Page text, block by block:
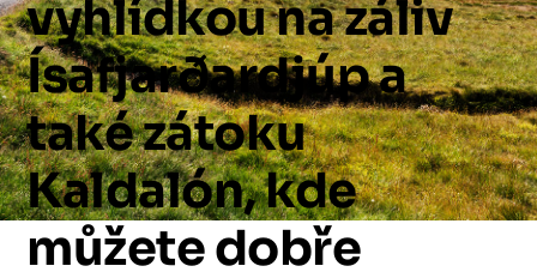
vyhlídkounazáliv
Ísafjarðardjúpa
takézátoku
Kaldalón,kde
můžetedobře